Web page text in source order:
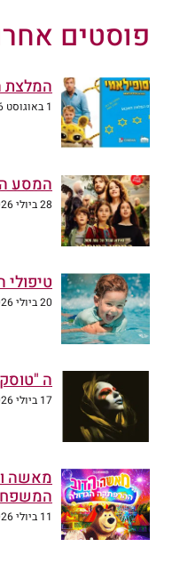
פוסטים
המלצת
1 באוגוסט 2026
המסע
28 ביולי 2026
20 ביולי 2026
ה
17 ביולי 2026
מאשה
11 ביולי 2026